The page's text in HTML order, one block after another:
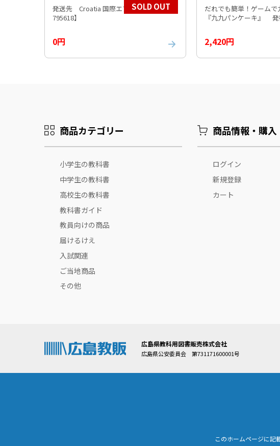
発送先 Croatia 国際エアパケット 【219
795618】
0円
SOLD OUT
だれでも簡単！ゲームで
『九
2,420円
商品カテゴリー
小学生の教科書
中学生の教科書
高校生の教科書
教科書ガイド
教員向けの商品
届けるけえ
入試関連
ご当地商品
その他
商品情報・購入
ログイン
新規登録
カート
広島県教科用図書販売株式会社
広島県公安委員会 第731171600001号
このホームページに記